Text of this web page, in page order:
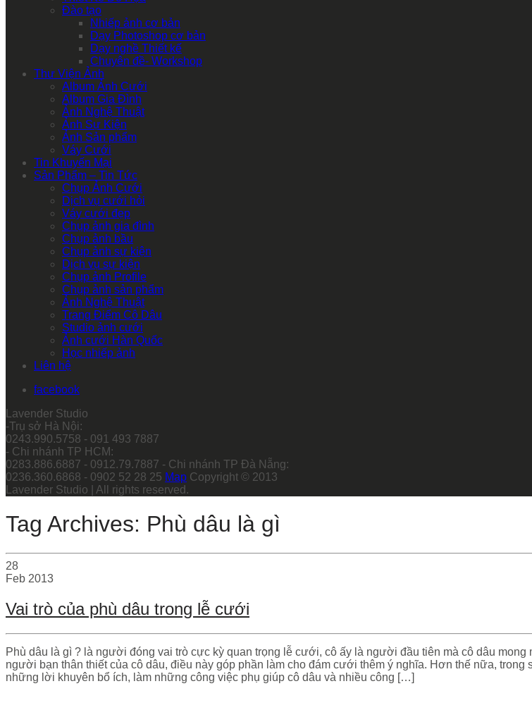
Đào tạo
Nhiếp ảnh cơ bản
Dạy Photoshop cơ bản
Dạy nghề Thiết kế
Chuyên đề- Workshop
Thư Viện Ảnh
Album Ảnh Cưới
Album Gia Đình
Ảnh Nghệ Thuật
Ảnh Sự Kiện
Ảnh Sản phẩm
Váy Cưới
Tin Khuyến Mại
Sản Phẩm – Tin Tức
Chụp Ảnh Cưới
Dịch vụ cưới hỏi
Váy cưới đẹp
Chụp ảnh gia đình
Chụp ảnh bầu
Chụp ảnh sự kiện
Dịch vụ sự kiện
Chụp ảnh Profile
Chụp ảnh sản phẩm
Ảnh Nghệ Thuật
Trang Điểm Cô Dâu
Studio ảnh cưới
Ảnh cưới Hàn Quốc
Học nhiếp ảnh
Liên hệ
facebook
Lavender Studio
-Trụ sở Hà Nội:
0243.990.5758 - 091 493 7887
- Chi nhánh TP HCM:
0283.886.6887 - 0912.79.7887 - Chi nhánh TP Đà Nẵng:
0236.360.6868 - 0902 52 28 25 Map Copyright © 2013
Lavender Studio | All rights reserved.
Tag Archives: Phù dâu là gì
28
Feb 2013
Vai trò của phù dâu trong lễ cưới
Phù dâu là gì ? là người đóng vai trò cực kỳ quan trọng lễ cưới, cô ấy là người đầu tiên mà cô dâu
người bạn thân thiết của cô dâu, điều này góp phần làm cho đám cưới thêm ý nghĩa. Hơn thế nữa,
những lời khuyên bổ ích, làm những công việc phụ giúp cô dâu và nhiều công […]